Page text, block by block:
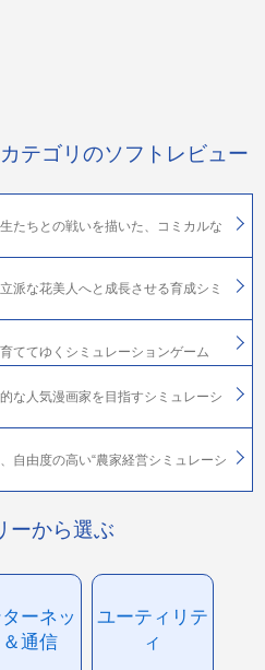
テゴリのソフトレビュー
たちとの戦いを描いた、コミカルな
派な花美人へと成長させる育成シミ
ててゆくシミュレーションゲーム
な人気漫画家を目指すシミュレーシ
自由度の高い“農家経営シミュレーシ
ーから選ぶ
ーネッ
＆通信
ユーティリテ
ィ